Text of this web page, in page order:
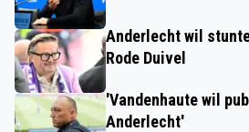
Anderlecht wil
Rode Duivel
'Vandenhaute wil
Anderlecht'